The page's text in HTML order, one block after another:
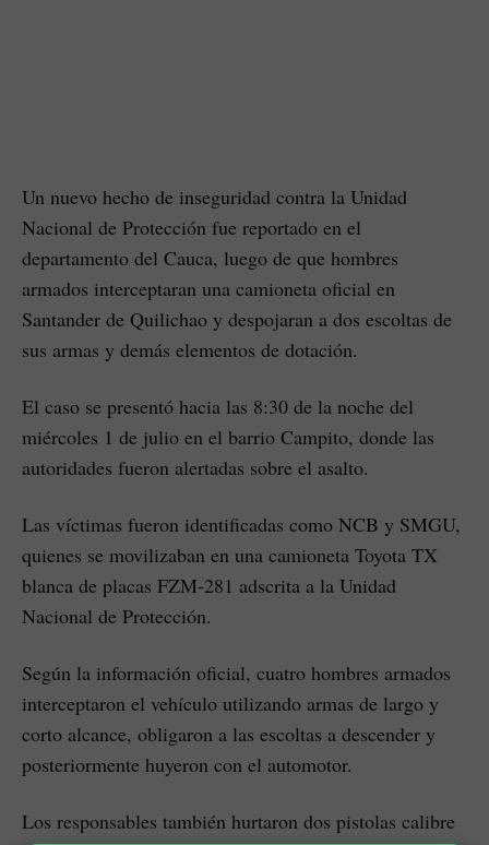
Un nuevo hecho de inseguridad contra la Unidad
Nacional de Protección fue reportado en el
departamento del Cauca, luego de que hombres
armados interceptaran una camioneta oficial en
Santander de Quilichao y despojaran a dos escoltas de
sus armas y demás elementos de dotación.
El caso se presentó hacia las 8:30 de la noche del
miércoles 1 de julio en el barrio Campito, donde las
autoridades fueron alertadas sobre el asalto.
Las víctimas fueron identificadas como NCB y SMGU,
quienes se movilizaban en una camioneta Toyota TX
blanca de placas FZM-281 adscrita a la Unidad
Nacional de Protección.
Según la información oficial, cuatro hombres armados
interceptaron el vehículo utilizando armas de largo y
corto alcance, obligaron a las escoltas a descender y
posteriormente huyeron con el automotor.
Los responsables también hurtaron dos pistolas calibre